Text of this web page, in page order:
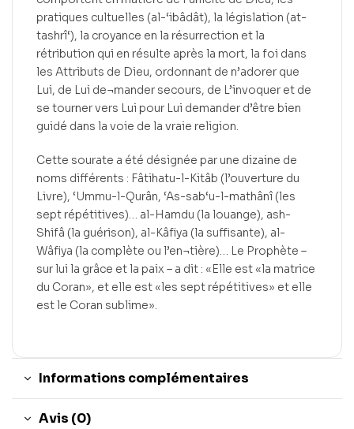
pratiques cultuelles (al-‘ibâdât), la législation (at-
tashrî‘), la croyance en la résurrection et la
rétribution qui en résulte après la mort, la foi dans
les Attributs de Dieu, ordonnant de n’adorer que
Lui, de Lui de¬mander secours, de L’invoquer et de
se tourner vers Lui pour Lui demander d’être bien
guidé dans la voie de la vraie religion.
Cette sourate a été désignée par une dizaine de
noms différents : Fâtihatu-l-Kitâb (l’ouverture du
Livre), ‘Ummu-l-Qurân, ‘As-sab‘u-l-mathânî (les
sept répétitives)… al-Hamdu (la louange), ash-
Shifâ (la guérison), al-Kâfiya (la suffisante), al-
Wâfiya (la complète ou l’en¬tière)… Le Prophète –
sur lui la grâce et la paix – a dit : «Elle est «la matrice
du Coran», et elle est «les sept répétitives» et elle
est le Coran sublime».
Informations complémentaires
Avis (0)